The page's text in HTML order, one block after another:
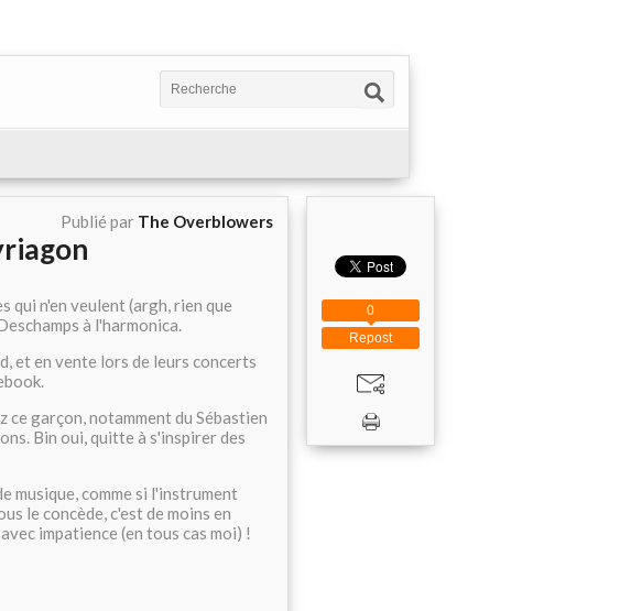
Publié par The Overblowers
qui n'en veulent (argh, rien que
à l'harmonica.
et en vente lors de leurs concerts
garçon, notamment du Sébastien
Bin oui, quitte à s'inspirer des
musique, comme si l'instrument
le concède, c'est de moins en
impatience (en tous cas moi) !
Repost
0